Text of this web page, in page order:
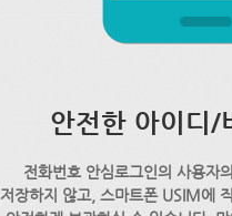
안전한 아이디/
전화번호 안심로그인의 사용자
저장하지 않고, 스마트폰 USIM에